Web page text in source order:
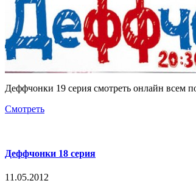
Деффчонки 19 серия смотреть онлайн всем
Смотреть
Деффчонки 18 серия
11.05.2012